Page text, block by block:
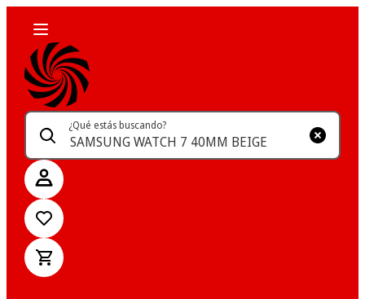
¿Qué estás buscando?